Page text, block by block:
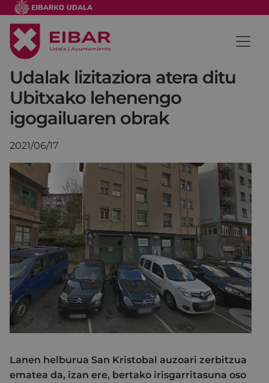
Udalak lizitaziora atera ditu
Ubitxako lehenengo
igogailuaren obrak
2021/06/17
Lanen helburua San Kristobal auzoari zerbitzua
ematea da, izan ere, bertako irisgarritasuna oso